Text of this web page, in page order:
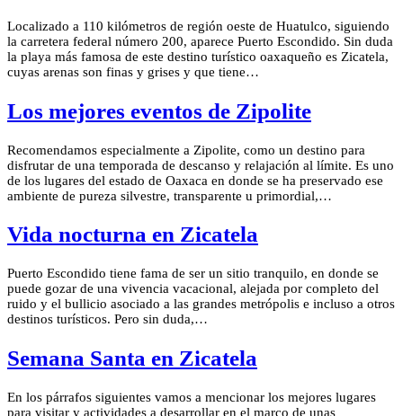
Localizado a 110 kilómetros de región oeste de Huatulco, siguiendo
la carretera federal número 200, aparece Puerto Escondido. Sin duda
la playa más famosa de este destino turístico oaxaqueño es Zicatela,
cuyas arenas son finas y grises y que tiene…
Los mejores eventos de Zipolite
Recomendamos especialmente a Zipolite, como un destino para
disfrutar de una temporada de descanso y relajación al límite. Es uno
de los lugares del estado de Oaxaca en donde se ha preservado ese
ambiente de pureza silvestre, transparente u primordial,…
Vida nocturna en Zicatela
Puerto Escondido tiene fama de ser un sitio tranquilo, en donde se
puede gozar de una vivencia vacacional, alejada por completo del
ruido y el bullicio asociado a las grandes metrópolis e incluso a otros
destinos turísticos. Pero sin duda,…
Semana Santa en Zicatela
En los párrafos siguientes vamos a mencionar los mejores lugares
para visitar y actividades a desarrollar en el marco de unas